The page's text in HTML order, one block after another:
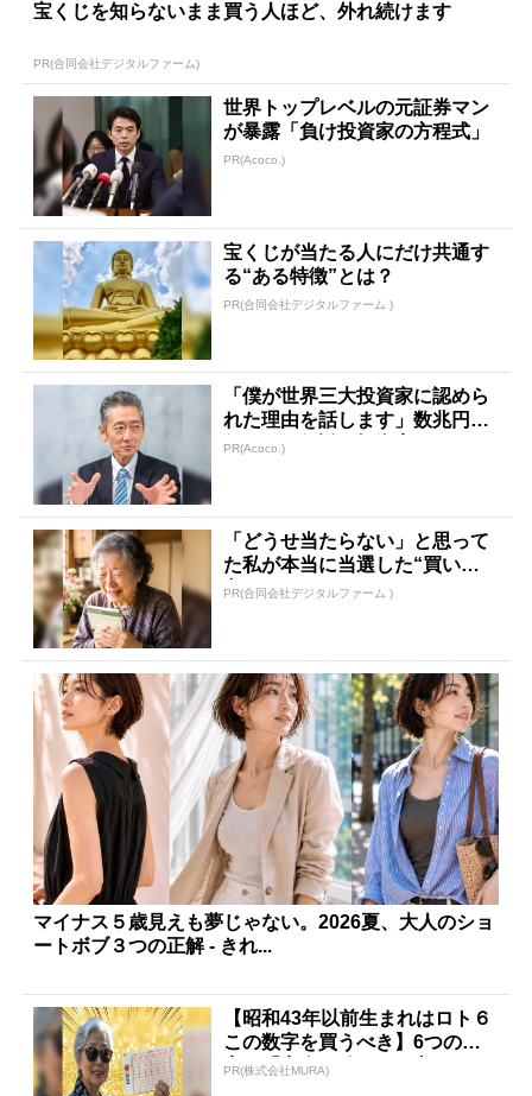
宝くじを知らないまま買う人ほど、外れ続けます
PR(合同会社デジタルファーム)
世界トップレベルの元証券マン
が暴露「負け投資家の方程式」
PR(Acoco.)
宝くじが当たる人にだけ共通す
る“ある特徴”とは？
PR(合同会社デジタルファーム )
「僕が世界三大投資家に認めら
れた理由を話します」数兆円を
任された伝説の投資家
PR(Acoco.)
「どうせ当たらない」と思って
た私が本当に当選した“買い
方”がこれ
PR(合同会社デジタルファーム )
マイナス５歳見えも夢じゃない。2026夏、大人のショ
ートボブ３つの正解 - きれ...
【昭和43年以前生まれはロト６
この数字を買うべき】6つの数
字が「完全一致」する方...
PR(株式会社MURA)